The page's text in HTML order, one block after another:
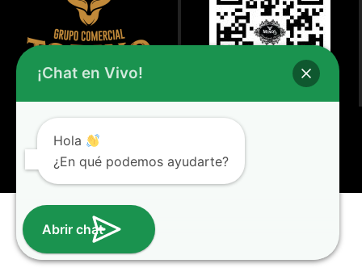
2025 © Minos Handmade Puros. Todos los Derechos Reservados.
Diseñado por
Diseño Web Guadalajara
¡Chat en Vivo!
Hola
¿En qué podemos ayudarte?
Abrir chat